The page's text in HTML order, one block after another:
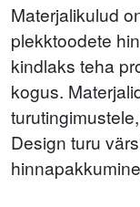
Materjalikulud
plekktoodete
kindlaks teha
kogus.
Design turu